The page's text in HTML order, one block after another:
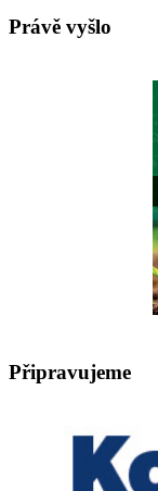
Právě vyšlo
Připravujeme